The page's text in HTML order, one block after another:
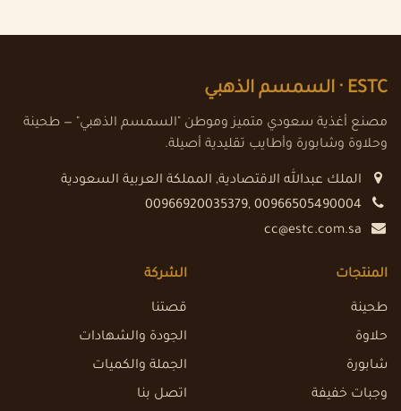
ESTC · السمسم الذهبي
مصنع أغذية سعودي متميز وموطن "السمسم الذهبي" — طحينة
وحلاوة وشابورة وأطايب تقليدية أصيلة.
الملك عبدالله الاقتصادية, المملكة العربية السعودية
00966920035379, 00966505490004
cc@estc.com.sa
المنتجات
طحينة
حلاوة
شابورة
وجبات خفيفة
الشركة
قصتنا
الجودة والشهادات
الجملة والكميات
اتصل بنا